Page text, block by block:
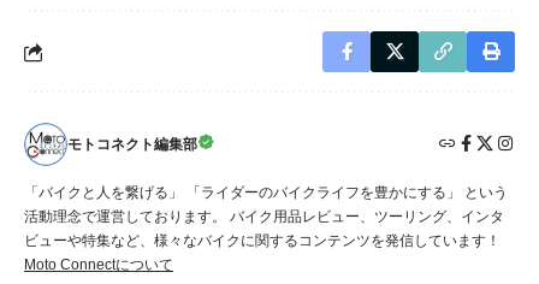
モトコネクト編集部
「バイクと人を繋げる」 「ライダーのバイクライフを豊かにする」 という
活動理念で運営しております。 バイク用品レビュー、ツーリング、インタ
ビューや特集など、様々なバイクに関するコンテンツを発信しています！
Moto Connectについて